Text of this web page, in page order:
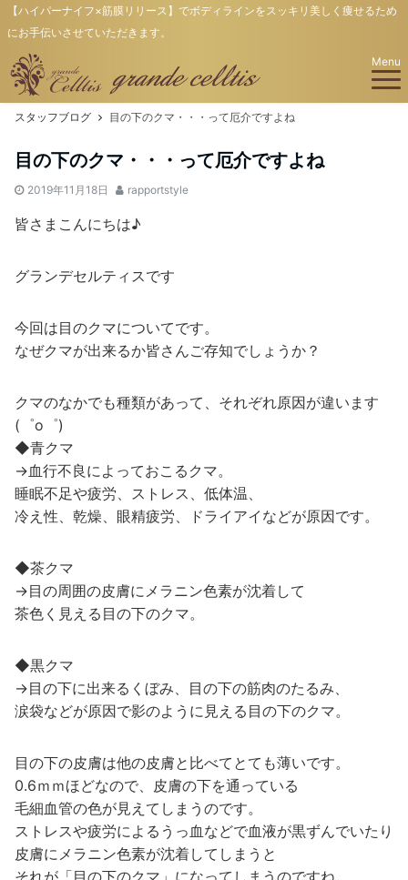
【ハイパーナイフ×筋膜リリース】でボディラインをスッキリ美しく痩せるため
にお手伝いさせていただきます。
Menu
スタッフブログ 目の下のクマ・・・って厄介ですよね
目の下のクマ・・・って厄介ですよね
2019年11月18日 rapportstyle
皆さまこんにちは♪
グランデセルティスです
今回は目のクマについてです。
なぜクマが出来るか皆さんご存知でしょうか？
クマのなかでも種類があって、それぞれ原因が違います
(゜o゜)
◆青クマ
→血行不良によっておこるクマ。
睡眠不足や疲労、ストレス、低体温、
冷え性、乾燥、眼精疲労、ドライアイなどが原因です。
◆茶クマ
→目の周囲の皮膚にメラニン色素が沈着して
茶色く見える目の下のクマ。
◆黒クマ
→目の下に出来るくぼみ、目の下の筋肉のたるみ、
涙袋などが原因で影のように見える目の下のクマ。
目の下の皮膚は他の皮膚と比べてとても薄いです。
0.6ｍｍほどなので、皮膚の下を通っている
毛細血管の色が見えてしまうのです。
ストレスや疲労によるうっ血などで血液が黒ずんでいたり
皮膚にメラニン色素が沈着してしまうと
それが「目の下のクマ」になってしまうのですね。